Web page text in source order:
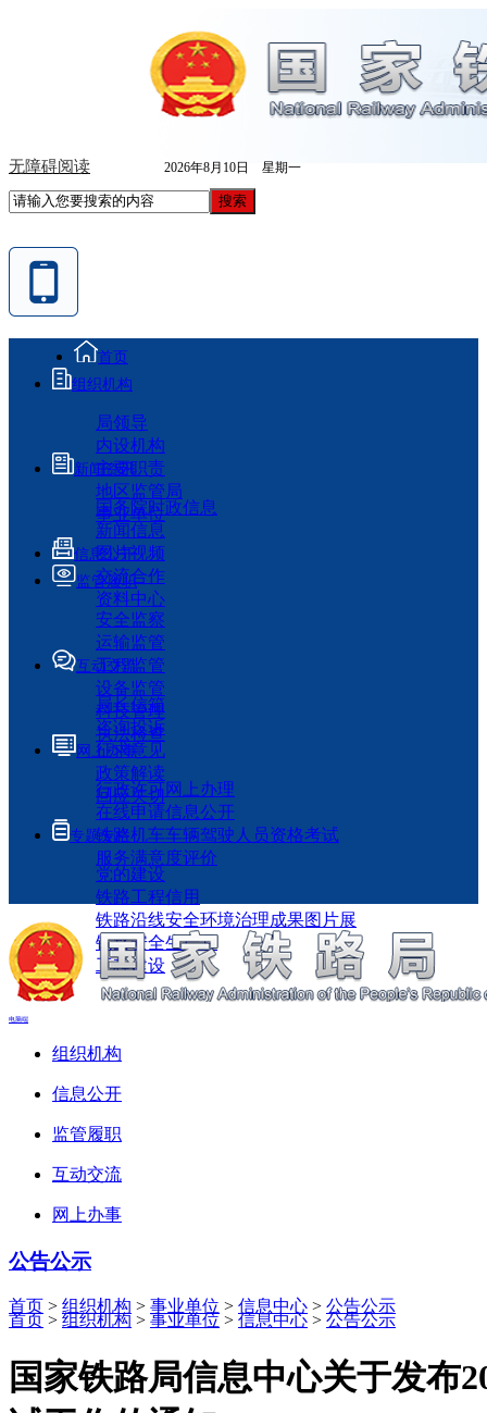
无障碍阅读 2026年8月10日 星期一
首页
组织机构
局领导
内设机构
主要职责
地区监管局
事业单位
新闻资讯
国务院时政信息
新闻信息
图片视频
交流合作
资料中心
信息公开
监管履职
安全监察
运输监管
工程监管
设备监管
科技管理
执法检查
互动交流
局长信箱
咨询投诉
征求意见
政策解读
回应关切
网上办事
行政许可网上办理
在线申请信息公开
铁路机车车辆驾驶人员资格考试
服务满意度评价
专题专栏
党的建设
铁路工程信用
铁路沿线安全环境治理成果图片展
铁路安全生产月
工程建设
电脑端
组织机构
信息公开
监管履职
互动交流
网上办事
公告公示
首页 > 组织机构 > 事业单位 > 信息中心 > 公告公示
首页 > 组织机构 > 事业单位 > 信息中心 > 公告公示
国家铁路局信息中心关于发布